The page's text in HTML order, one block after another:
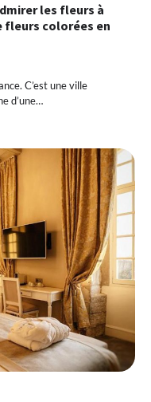
les fleurs à
fleurs colorées en
C’est une ville
d’une…